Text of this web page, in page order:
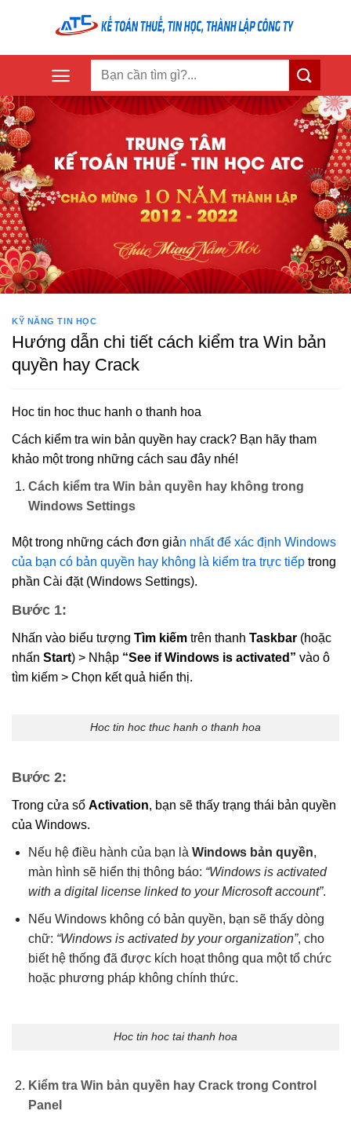
KỸ NĂNG TIN HỌC
Hướng dẫn chi tiết cách kiểm tra Win bản
quyền hay Crack
Hoc tin hoc thuc hanh o thanh hoa
Cách kiểm tra win bản quyền hay crack? Bạn hãy tham
khảo một trong những cách sau đây nhé!
Cách kiểm tra Win bản quyền hay không trong
Windows Settings
Một trong những cách đơn giản nhất để xác định Windows
của bạn có bản quyền hay không là kiểm tra trực tiếp trong
phần Cài đặt (Windows Settings).
Bước 1:
Nhấn vào biểu tượng Tìm kiếm trên thanh Taskbar (hoặc
nhấn Start) > Nhập “See if Windows is activated” vào ô
tìm kiếm > Chọn kết quả hiển thị.
Hoc tin hoc thuc hanh o thanh hoa
Bước 2:
Trong cửa sổ Activation, bạn sẽ thấy trạng thái bản quyền
của Windows.
Nếu hệ điều hành của bạn là Windows bản quyền,
màn hình sẽ hiển thị thông báo: “Windows is activated
with a digital license linked to your Microsoft account”.
Nếu Windows không có bản quyền, bạn sẽ thấy dòng
chữ: “Windows is activated by your organization”, cho
biết hệ thống đã được kích hoạt thông qua một tổ chức
hoặc phương pháp không chính thức.
Hoc tin hoc tai thanh hoa
Kiểm tra Win bản quyền hay Crack trong Control
Panel